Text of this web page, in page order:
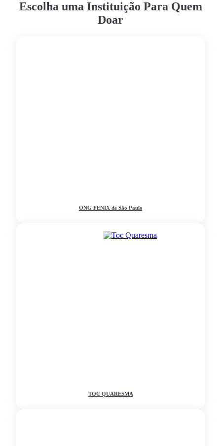
Escolha uma Instituição Para Quem
Doar
ONG FENIX de São Paulo
TOC QUARESMA